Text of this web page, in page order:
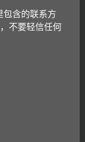
包含的联系方
不要轻信任何